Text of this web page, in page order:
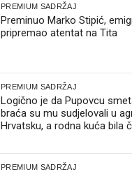
PREMIUM SADRŽAJ
Preminuo Marko Stipić,
pripremao atentat na Tita
PREMIUM SADRŽAJ
Logično je da Pupovcu
braća su mu sudjelovali u
Hrvatsku, a rodna kuća bila
PREMIUM SADRŽAJ